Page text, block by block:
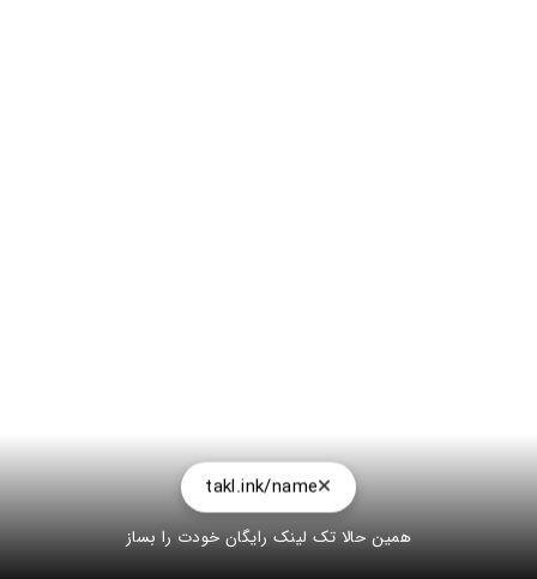
takl.ink/name
همین حالا تک لینک رایگان خودت را بساز